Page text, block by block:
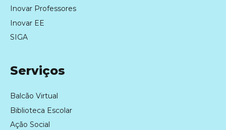
Inovar Professores
Inovar EE
SIGA
Serviços
Balcão Virtual
Biblioteca Escolar
Ação Social